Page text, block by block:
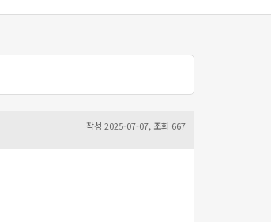
작성 2025-07-07, 조회 667